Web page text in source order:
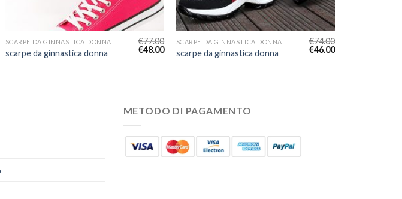
SCARPE DA GINNASTICA DONNA
scarpe da ginnastica donna
€77.00
€48.00
SCARPE DA GINNASTICA DONNA
scarpe da ginnastica donna
€74.00
€46.00
METODO DI PAGAMENTO